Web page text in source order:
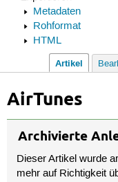
Metadaten
Rohformat
HTML
Artikel
AirTunes
Archivierte
Dieser Artikel wurde
mehr auf Richtigkeit